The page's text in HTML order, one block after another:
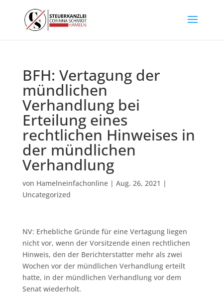
BFH: Vertagung der
mündlichen
Verhandlung bei
Erteilung eines
rechtlichen Hinweises in
der mündlichen
Verhandlung
von Hamelneinfachonline| Aug. 26, 2021 |
Uncategorized
NV: Erhebliche Gründe für eine Vertagung liegen
nicht vor, wenn der Vorsitzende einen rechtlichen
Hinweis, den der Berichterstatter mehr als zwei
Wochen vor der mündlichen Verhandlung erteilt
hatte, in der mündlichen Verhandlung vor dem
Senat wiederholt.